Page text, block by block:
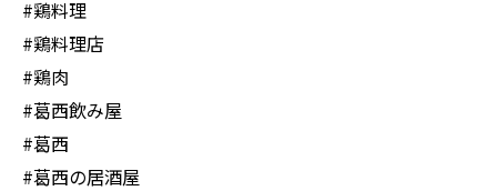
#鶏料理
#鶏料理店
#鶏肉
#葛西飲み屋
#葛西
#葛西の居酒屋